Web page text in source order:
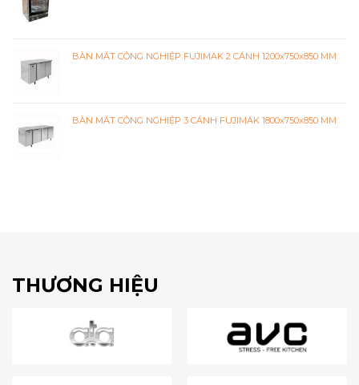
BÀN MÁT CÔNG NGHIỆP FUJIMAK 2 CÁNH 1200x750x850 MM
BÀN MÁT CÔNG NGHIỆP 3 CÁNH FUJIMAK 1800x750x850 MM
THƯƠNG HIỆU